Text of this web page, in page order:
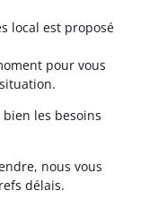
local est proposé
pour vous
les besoins
nous vous
délais.